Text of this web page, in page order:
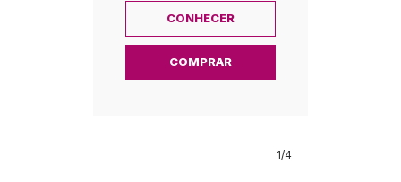
CONHECER
COMPRAR
1/4